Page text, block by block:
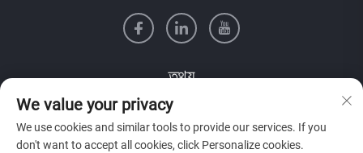
তথ্য
আমাদের সাপ্তাহিক নিউজলেটার পেতে সাইন আপ করুন
We value your privacy
We use cookies and similar tools to provide our services. If you
don't want to accept all cookies, click Personalize cookies.